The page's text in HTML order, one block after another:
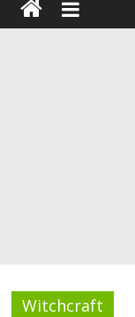
Witchcraft